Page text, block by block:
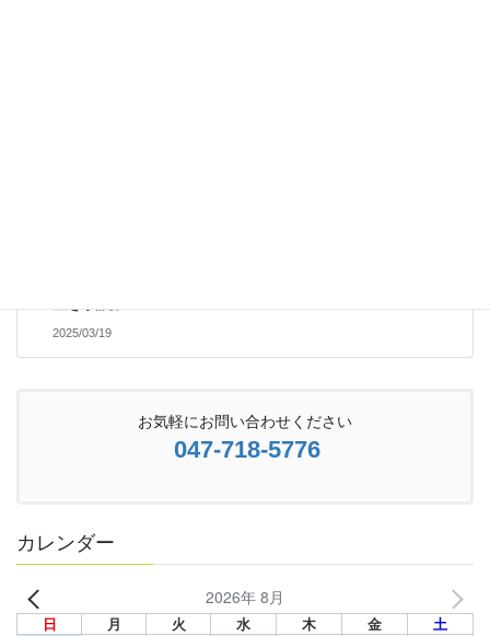
2025/03/19
お気軽にお問い合わせください
047-718-5776
カレンダー
2026年 8月
日 月 火 水 木 金 土